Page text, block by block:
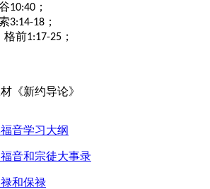
10:40 ；
3:14-18 ；
格前1:17-25 ；
《新约导论》
音学习大纲
音和宗徒大事录
和保禄